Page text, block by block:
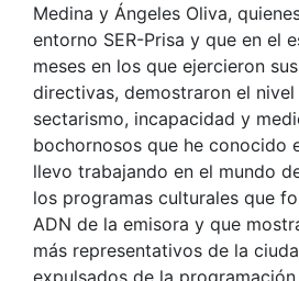
Medina y Ángeles Oliva,
entorno SER-Prisa y que en el
meses en los que ejercieron
directivas, demostraron el
sectarismo, incapacidad y
bochornosos que he conocido
llevo trabajando en el mundo
los programas culturales que
ADN de la emisora y que
más representativos de la